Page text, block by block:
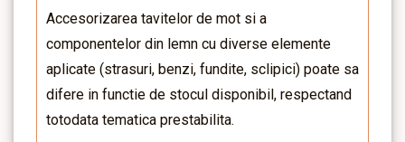
Accesorizarea tavitelor de mot si a
componentelor din lemn cu diverse elemente
aplicate (strasuri, benzi, fundite, sclipici) poate sa
difere in functie de stocul disponibil, respectand
totodata tematica prestabilita.